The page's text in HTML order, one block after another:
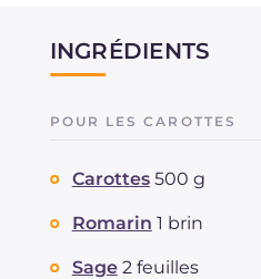
INGRÉDIENTS
POUR LES CAROTTES
Carottes 500 g
Romarin 1 brin
Sage 2 feuilles